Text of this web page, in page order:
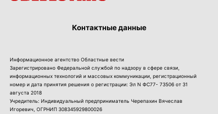
Контактные данные
Информационное агентство Областные вести
Зарегистрировано Федеральной службой по надзору в сфере связи,
информационных технологий и массовых коммуникации, регистрационный
номер и дата принятия решения о регистрации: Эл N ФС77- 73506 от 31
августа 2018
Учредитель: Индивидуальный предприниматель Черепахин Вячеслав
Игоревич, ОГРНИП 308345929800026